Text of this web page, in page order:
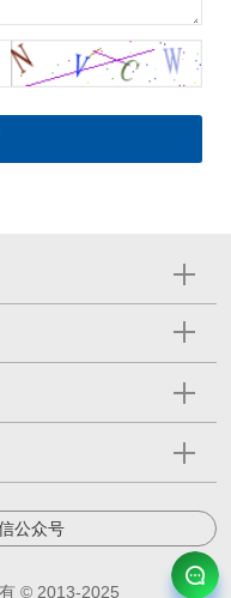
公众号
© 2013-2025